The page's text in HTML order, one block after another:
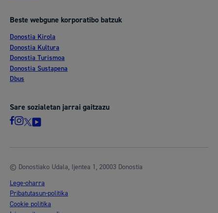
Beste webgune korporatibo batzuk
Donostia Kirola
Donostia Kultura
Donostia Turismoa
Donostia Sustapena
Dbus
Sare sozialetan jarrai gaitzazu
© Donostiako Udala, Ijentea 1, 20003 Donostia
Lege-oharra
Pribatutasun-politika
Cookie politika